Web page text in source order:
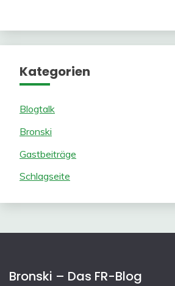
Kategorien
Blogtalk
Bronski
Gastbeiträge
Schlagseite
Bronski – Das FR-Blog